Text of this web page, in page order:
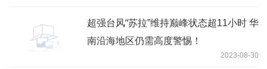
超强台风“苏拉”维持巅峰状态超11小时 华
南沿海地区仍需高度警惕！
2023-08-30